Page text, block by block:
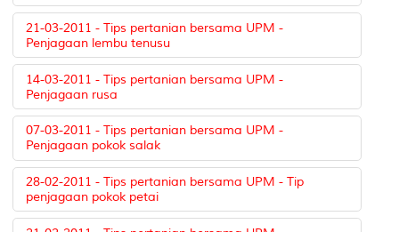
21-03-2011 - Tips pertanian bersama UPM -
Penjagaan lembu tenusu
14-03-2011 - Tips pertanian bersama UPM -
Penjagaan rusa
07-03-2011 - Tips pertanian bersama UPM -
Penjagaan pokok salak
28-02-2011 - Tips pertanian bersama UPM - Tip
penjagaan pokok petai